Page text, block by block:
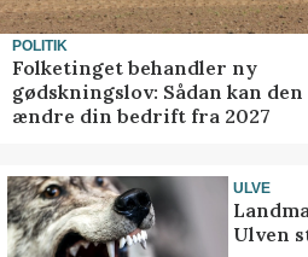
POLITIK
Folketinget behandler ny
gødskningslov: Sådan kan den
ændre din bedrift fra 2027
ULVE
Ulven